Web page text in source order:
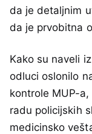
da je detaljnim
da je prvobitna
Kako su naveli
odluci oslonilo
kontrole MUP-
radu policijskih
medicinsko